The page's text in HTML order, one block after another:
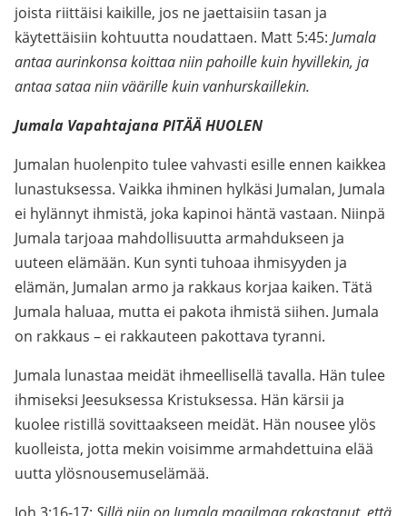
joista riittäisi kaikille, jos ne jaettaisiin tasan ja
käytettäisiin kohtuutta noudattaen. Matt 5:45: Jumala
antaa aurinkonsa koittaa niin pahoille kuin hyvillekin, ja
antaa sataa niin väärille kuin vanhurskaillekin.
Jumala Vapahtajana PITÄÄ HUOLEN
Jumalan huolenpito tulee vahvasti esille ennen kaikkea
lunastuksessa. Vaikka ihminen hylkäsi Jumalan, Jumala
ei hylännyt ihmistä, joka kapinoi häntä vastaan. Niinpä
Jumala tarjoaa mahdollisuutta armahdukseen ja
uuteen elämään. Kun synti tuhoaa ihmisyyden ja
elämän, Jumalan armo ja rakkaus korjaa kaiken. Tätä
Jumala haluaa, mutta ei pakota ihmistä siihen. Jumala
on rakkaus – ei rakkauteen pakottava tyranni.
Jumala lunastaa meidät ihmeellisellä tavalla. Hän tulee
ihmiseksi Jeesuksessa Kristuksessa. Hän kärsii ja
kuolee ristillä sovittaakseen meidät. Hän nousee ylös
kuolleista, jotta mekin voisimme armahdettuina elää
uutta ylösnousemuselämää.